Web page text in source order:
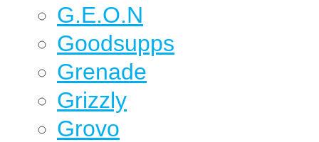
G.E.O.N
Goodsupps
Grenade
Grizzly
Grovo